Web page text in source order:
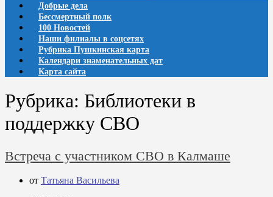
Добрые дела
Бессмертный полк
100 Новостей
Наши филиалы в соцсетях
Рубрика Пушкинская карта
Календари знаменательных дат
Карта сайта
Рубрика: Библиотеки в
поддержку СВО
Встреча с участником СВО в Калмаше
от Татьяна Васильева